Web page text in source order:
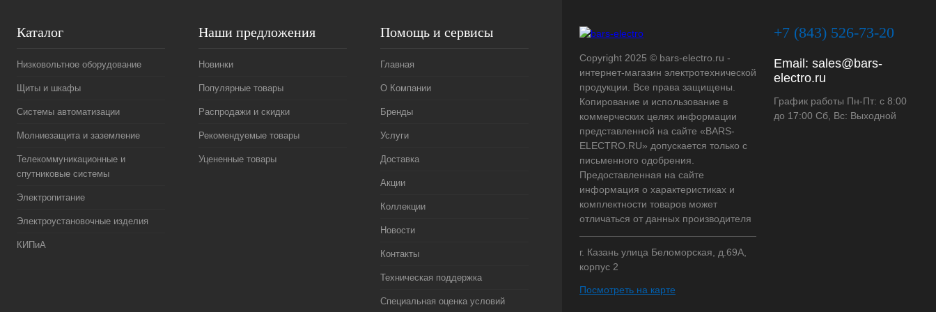
Каталог
Низковольтное оборудование
Щиты и шкафы
Системы автоматизации
Молниезащита и заземление
Телекоммуникационные и
спутниковые системы
Электропитание
Электроустановочные изделия
КИПиА
Наши предложения
Новинки
Популярные товары
Распродажи и скидки
Рекомендуемые товары
Уцененные товары
Помощь и сервисы
Главная
О Компании
Бренды
Услуги
Доставка
Акции
Коллекции
Новости
Контакты
Техническая поддержка
Специальная оценка условий
Copyright 2025 © bars-electro.ru -
интернет-магазин электротехнической
продукции. Все права защищены.
Копирование и использование в
коммерческих целях информации
представленной на сайте «BARS-
ELECTRO.RU» допускается только с
письменного одобрения.
Предоставленная на сайте
информация о характеристиках и
комплектности товаров может
отличаться от данных производителя
г. Казань улица Беломорская, д.69А,
корпус 2
Посмотреть на карте
+7 (843) 526-73-20
Email: sales@bars-
electro.ru
График работы Пн-Пт: с 8:00
до 17:00 Сб, Вс: Выходной